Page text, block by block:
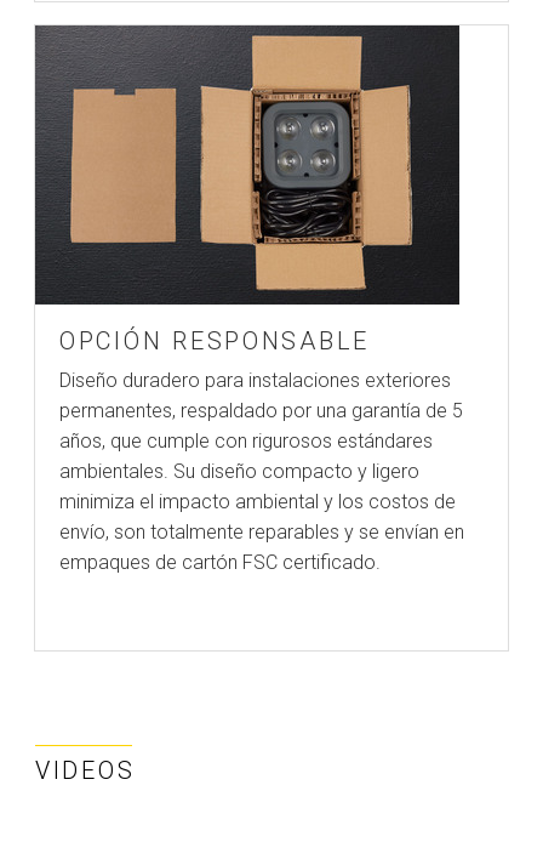
OPCIÓN RESPONSABLE
Diseño duradero para instalaciones exteriores
permanentes, respaldado por una garantía de 5
años, que cumple con rigurosos estándares
ambientales. Su diseño compacto y ligero
minimiza el impacto ambiental y los costos de
envío, son totalmente reparables y se envían en
empaques de cartón FSC certificado.
VIDEOS